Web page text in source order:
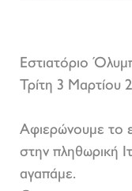
Εστιατόριο
Τρίτη 3 Μαρτίου
Αφιερώνουμε το
στην πληθωρική
αγαπάμε.